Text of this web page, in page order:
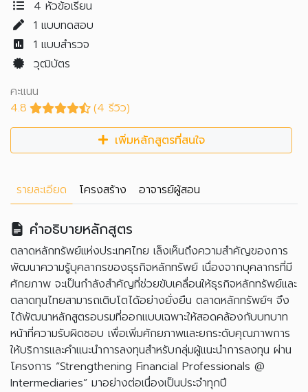
4 หัวข้อเรียน
1 แบบทดสอบ
1 แบบสำรวจ
วุฒิบัตร
คะแนน
4.8
(4 รีวิว)
เพิ่มหลักสูตรที่สนใจ
รายละเอียด โครงสร้าง อาจารย์ผู้สอน
คำอธิบายหลักสูตร
ตลาดหลักทรัพย์แห่งประเทศไทย เล็งเห็นถึงความสำคัญของการ
พัฒนาความรู้บุคลากรของธุรกิจหลักทรัพย์ เนื่องจากบุคลากรที่มี
ศักยภาพ จะเป็นกำลังสำคัญที่ช่วยขับเคลื่อนให้ธุรกิจหลักทรัพย์และ
ตลาดทุนไทยสามารถเติบโตได้อย่างยั่งยืน ตลาดหลักทรัพย์ฯ จึง
ได้พัฒนาหลักสูตรอบรมที่ออกแบบเฉพาะให้สอดคล้องกับบทบาท
หน้าที่ความรับผิดชอบ เพื่อเพิ่มศักยภาพและยกระดับคุณภาพการ
ให้บริการและคำแนะนำการลงทุนสำหรับกลุ่มผู้แนะนำการลงทุน ผ่าน
โครงการ “Strengthening Financial Professionals @
Intermediaries” มาอย่างต่อเนื่องเป็นประจำทุกปี